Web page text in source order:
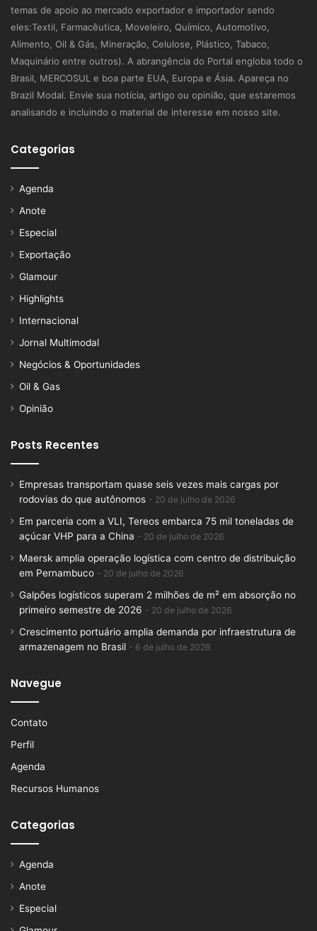
temas de apoio ao mercado exportador e importador sendo
eles:Textil, Farmacêutica, Moveleiro, Químico, Automotivo,
Alimento, Oil & Gás, Mineração, Celulose, Plástico, Tabaco,
Maquinário entre outros). A abrangência do Portal engloba todo o
Brasil, MERCOSUL e boa parte EUA, Europa e Ásia. Apareça no
Brazil Modal. Envie sua notícia, artigo ou opinião, que estaremos
analisando e incluindo o material de interesse em nosso site.
Categorias
Agenda
Anote
Especial
Exportação
Glamour
Highlights
Internacional
Jornal Multimodal
Negócios & Oportunidades
Oil & Gas
Opinião
Posts Recentes
Empresas transportam quase seis vezes mais cargas por
rodovias do que autônomos
20 de julho de 2026
Em parceria com a VLI, Tereos embarca 75 mil toneladas de
açúcar VHP para a China
20 de julho de 2026
Maersk amplia operação logística com centro de distribuição
em Pernambuco
20 de julho de 2026
Galpões logísticos superam 2 milhões de m² em absorção no
primeiro semestre de 2026
20 de julho de 2026
Crescimento portuário amplia demanda por infraestrutura de
armazenagem no Brasil
6 de julho de 2026
Navegue
Contato
Perfil
Agenda
Recursos Humanos
Categorias
Agenda
Anote
Especial